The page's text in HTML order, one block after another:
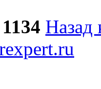
Назад